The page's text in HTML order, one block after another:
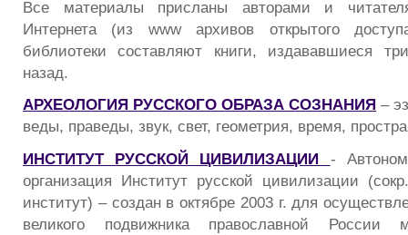
Все материалы присланы авторами и
Интернета (из www архивов открытого
библиотеки составляют книги, издававшиеся
назад.
АРХЕОЛОГИЯ РУССКОГО ОБРАЗА СОЗНАНИЯ –
веды, праведы, звук, свет, геометрия, время,
ИНСТИТУТ РУССКОЙ ЦИВИЛИЗАЦИИ -
организация Институт русской цивилизации
институт) – создан в октябре 2003 г. для
великого подвижника православной России